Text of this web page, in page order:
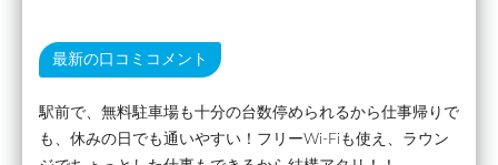
最新の口コミコメント
駅前で、無料駐車場も十分の台数停められるから仕事帰りで
も、休みの日でも通いやすい！フリーWi-Fiも使え、ラウン